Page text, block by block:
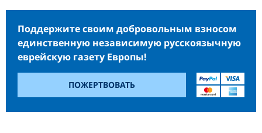
Поддержите своим добровольным взносом
единственную независимую русскоязычную
еврейскую газету Европы!
ПОЖЕРТВОВАТЬ